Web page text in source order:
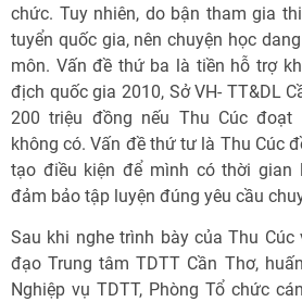
chức. Tuy nhiên, do bận tham gia
tuyển quốc gia, nên chuyện học
môn. Vấn đề thứ ba là tiền hỗ trợ
địch quốc gia 2010, Sở VH- TT&DL
200 triệu đồng nếu Thu Cúc đoạt
không có. Vấn đề thứ tư là Thu Cúc
tạo điều kiện để mình có thời gian
đảm bảo tập luyện đúng yêu cầu
Sau khi nghe trình bày của Thu
đạo Trung tâm TDTT Cần Thơ,
Nghiệp vụ TDTT, Phòng Tổ chức